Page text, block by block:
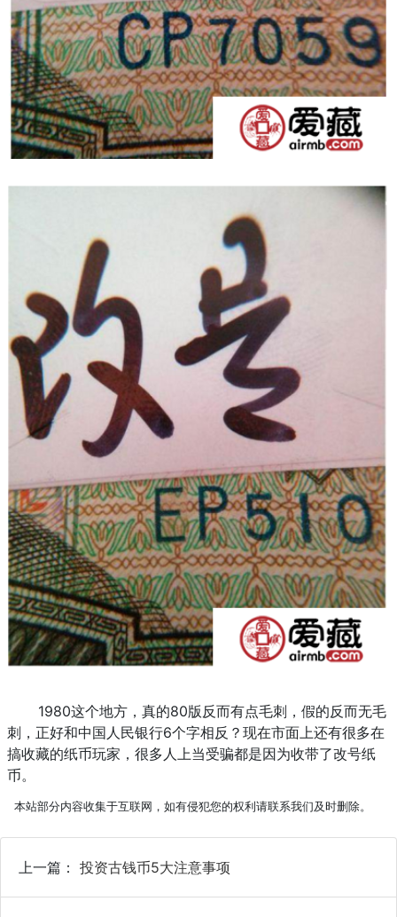
1980这个地方，真的80版反而有点毛刺，假的反而无毛
刺，正好和中国人民银行6个字相反？现在市面上还有很多在
搞收藏的纸币玩家，很多人上当受骗都是因为收带了改号纸
币。
本站部分内容收集于互联网，如有侵犯您的权利请联系我们及时删除。
上一篇： 投资古钱币5大注意事项